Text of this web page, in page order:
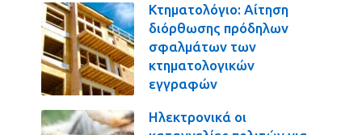
Κτηματολόγιο: Αίτηση
διόρθωσης πρόδηλων
σφαλμάτων των
κτηματολογικών
εγγραφών
Ηλεκτρονικά οι